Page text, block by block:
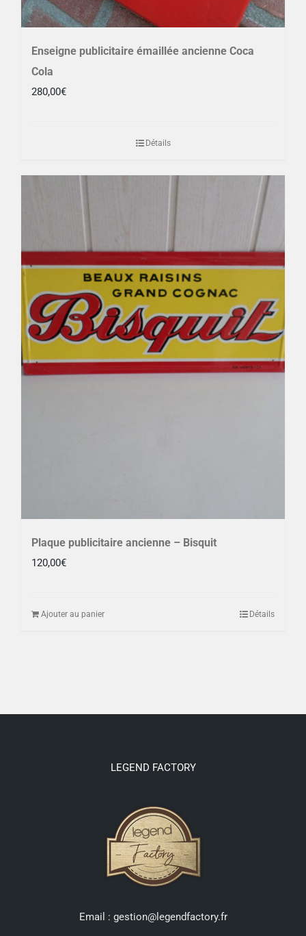
Enseigne publicitaire émaillée ancienne Coca
Cola
280,00€
Détails
Plaque publicitaire ancienne – Bisquit
120,00€
Ajouter au panier Détails
LEGEND FACTORY
Email : gestion@legendfactory.fr